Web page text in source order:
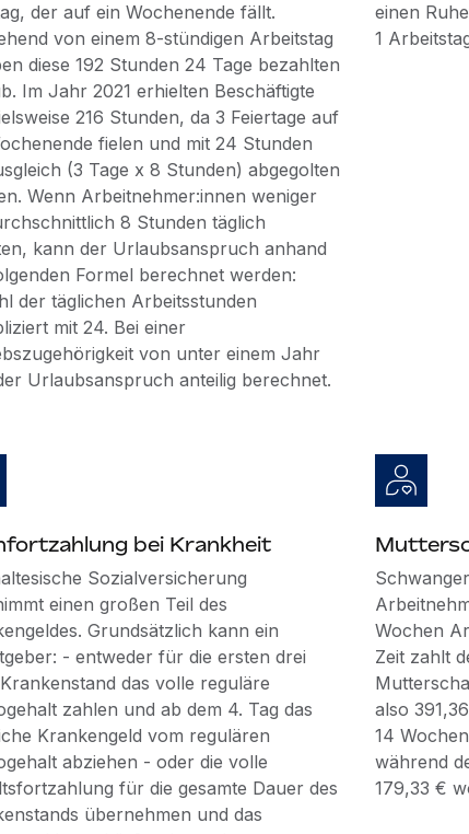
der auf ein Wochenende fällt.
von einem 8-stündigen Arbeitstag
diese 192 Stunden 24 Tage bezahlten
Im Jahr 2021 erhielten Beschäftigte
216 Stunden, da 3 Feiertage auf
fielen und mit 24 Stunden
(3 Tage x 8 Stunden) abgegolten
Wenn Arbeitnehmer:innen weniger
8 Stunden täglich
kann der Urlaubsanspruch anhand
Formel berechnet werden:
der täglichen Arbeitsstunden
mit 24. Bei einer
von unter einem Jahr
Urlaubsanspruch anteilig berechnet.
einen
1
bei Krankheit
Sozialversicherung
einen großen Teil des
Grundsätzlich kann ein
- entweder für die ersten drei
das volle reguläre
zahlen und ab dem 4. Tag das
Krankengeld vom regulären
abziehen - oder die volle
für die gesamte Dauer des
übernehmen und das
Wochen
Zeit zahlt
also
14
während
179,33 €